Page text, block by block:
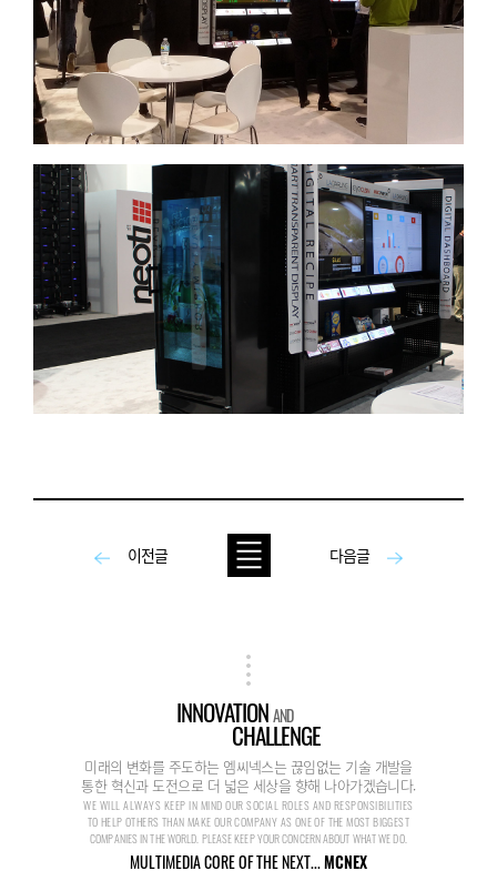
이전글 다음글
INNOVATIONAND
CHALLENGE
미래의 변화를 주도하는 엠씨넥스는 끊임없는 기술 개발을
통한 혁신과 도전으로 더 넓은 세상을 향해 나아가겠습니다.
WE WILL ALWAYS KEEP IN MIND OUR SOCIAL ROLES AND RESPONSIBILITIES
TO HELP OTHERS THAN MAKE OUR COMPANY AS ONE OF THE MOST BIGGEST
COMPANIES IN THE WORLD. PLEASE KEEP YOUR CONCERN ABOUT WHAT WE DO.
MULTIMEDIA CORE OF THE NEXT...MCNEX